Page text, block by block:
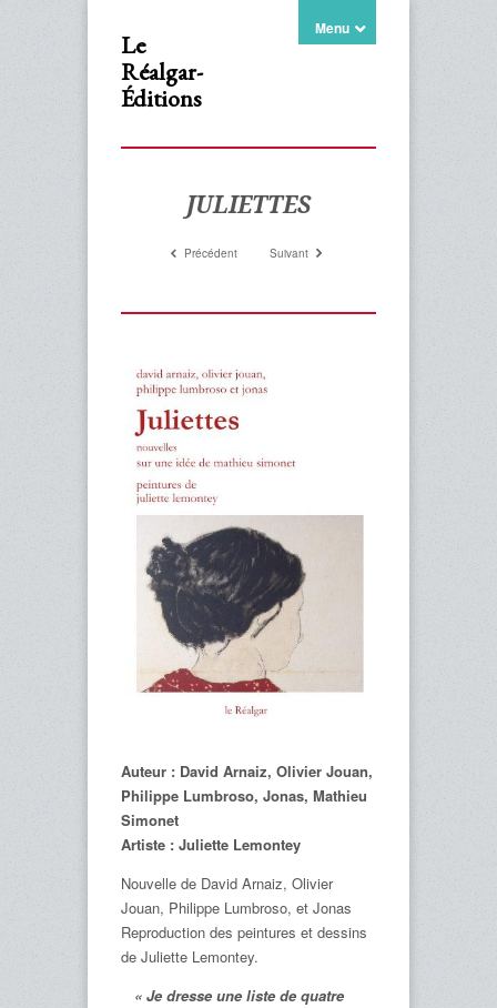
Le
Réalgar-
Éditions
Menu
JULIETTES
Précédent Suivant
Auteur : David Arnaiz, Olivier Jouan,
Philippe Lumbroso, Jonas, Mathieu
Simonet
Artiste : Juliette Lemontey
Nouvelle de David Arnaiz, Olivier
Jouan, Philippe Lumbroso, et Jonas
Reproduction des peintures et dessins
de Juliette Lemontey.
« Je dresse une liste de quatre